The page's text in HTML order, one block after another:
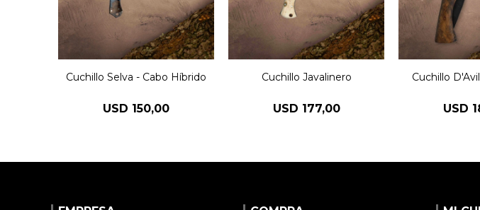
Cuchillo Selva - Cabo Híbrido
USD 150,00
Cuchillo Javalinero
USD 177,00
Cuchillo
USD